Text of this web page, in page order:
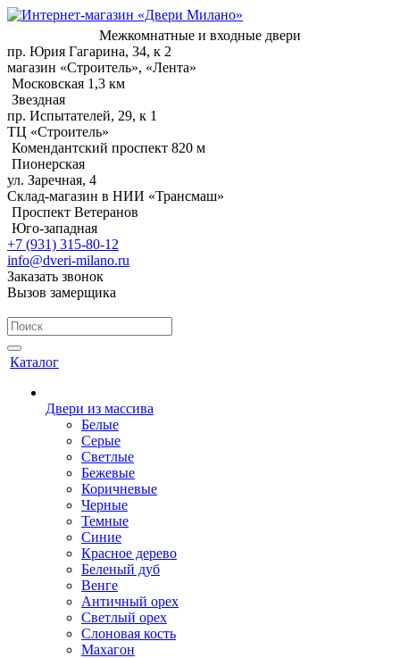
Межкомнатные и входные двери
пр. Юрия Гагарина, 34, к 2
магазин «Строитель», «Лента»
Московская 1,3 км
Звездная
пр. Испытателей, 29, к 1
ТЦ «Строитель»
Комендантский проспект 820 м
Пионерская
ул. Заречная, 4
Склад-магазин в НИИ «Трансмаш»
Проспект Ветеранов
Юго-западная
+7 (931) 315-80-12
info@dveri-milano.ru
Заказать звонок
Вызов замерщика
Каталог
Двери из массива
Белые
Серые
Светлые
Бежевые
Коричневые
Черные
Темные
Синие
Красное дерево
Беленый дуб
Венге
Античный орех
Светлый орех
Слоновая кость
Махагон